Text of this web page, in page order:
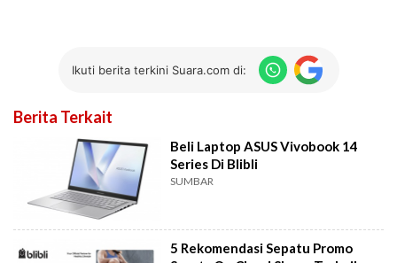
Ikuti berita terkini Suara.com di:
Berita Terkait
Beli Laptop ASUS Vivobook 14
Series Di Blibli
SUMBAR
5 Rekomendasi Sepatu Promo